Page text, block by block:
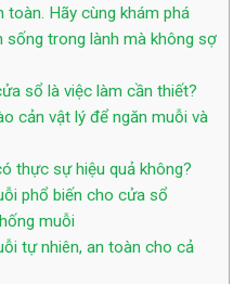
Hãy cùng khám phá
sống trong lành mà không sợ
sổ là việc làm cần thiết?
cản vật lý để ngăn muỗi và
thực sự hiệu quả không?
phổ biến cho cửa sổ
muỗi
tự nhiên, an toàn cho cả